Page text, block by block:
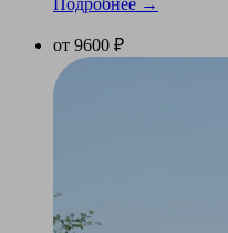
от 9600 ₽